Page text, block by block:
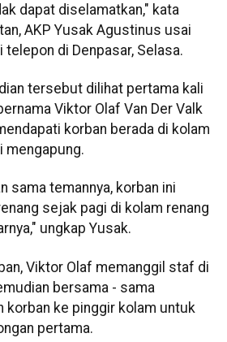
dapat diselamatkan," kata
AKP Yusak Agustinus usai
di Denpasar, Selasa.
tersebut dilihat pertama kali
Viktor Olaf Van Der Valk
korban berada di kolam
mengapung.
sama temannya, korban ini
sejak pagi di kolam renang
ungkap Yusak.
Viktor Olaf memanggil staf di
bersama - sama
korban ke pinggir kolam untuk
pertama.